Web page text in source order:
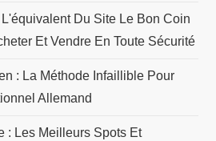
Du Site Le Bon Coin
Et Vendre En Toute Sécurité
: La Méthode Infaillible Pour
Allemand
: Les Meilleurs Spots Et